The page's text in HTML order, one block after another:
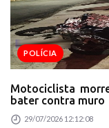
POLÍCIA
Motociclista
bater contra muro
29/07/2026 12:12:08